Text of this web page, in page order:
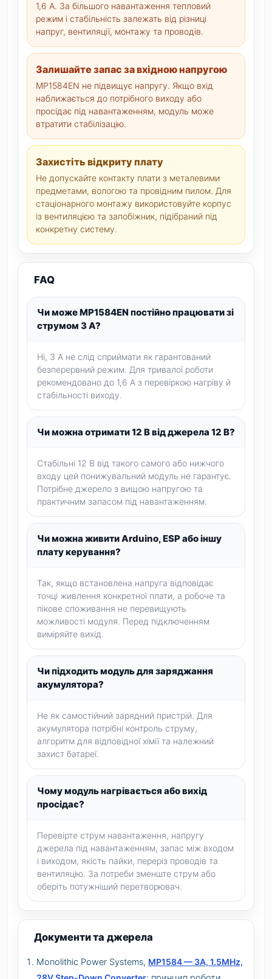
1,6 А. За більшого навантаження тепловий
режим і стабільність залежать від різниці
напруг, вентиляції, монтажу та проводів.
Залишайте запас за вхідною напругою
MP1584EN не підвищує напругу. Якщо вхід
наближається до потрібного виходу або
просідає під навантаженням, модуль може
втратити стабілізацію.
Захистіть відкриту плату
Не допускайте контакту плати з металевими
предметами, вологою та провідним пилом. Для
стаціонарного монтажу використовуйте корпус
із вентиляцією та запобіжник, підібраний під
конкретну систему.
FAQ
Чи може MP1584EN постійно працювати зі
струмом 3 А?
Ні, 3 А не слід сприймати як гарантований
безперервний режим. Для тривалої роботи
рекомендовано до 1,6 А з перевіркою нагріву й
стабільності виходу.
Чи можна отримати 12 В від джерела 12 В?
Стабільні 12 В від такого самого або нижчого
входу цей понижувальний модуль не гарантує.
Потрібне джерело з вищою напругою та
практичним запасом під навантаженням.
Чи можна живити Arduino, ESP або іншу
плату керування?
Так, якщо встановлена напруга відповідає
точці живлення конкретної плати, а робоче та
пікове споживання не перевищують
можливості модуля. Перед підключенням
виміряйте вихід.
Чи підходить модуль для заряджання
акумулятора?
Не як самостійний зарядний пристрій. Для
акумулятора потрібні контроль струму,
алгоритм для відповідної хімії та належний
захист батареї.
Чому модуль нагрівається або вихід
просідає?
Перевірте струм навантаження, напругу
джерела під навантаженням, запас між входом
і виходом, якість пайки, переріз проводів та
вентиляцію. За потреби зменште струм або
оберіть потужніший перетворювач.
Документи та джерела
Monolithic Power Systems, MP1584 — 3A, 1.5MHz,